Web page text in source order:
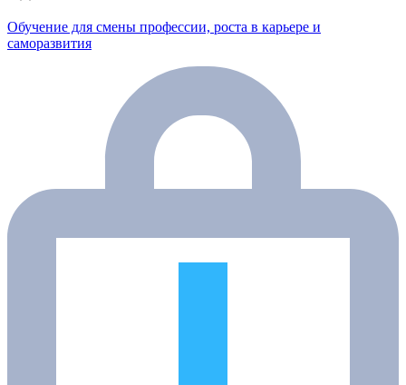
Обучение для смены профессии, роста в карьере и
саморазвития